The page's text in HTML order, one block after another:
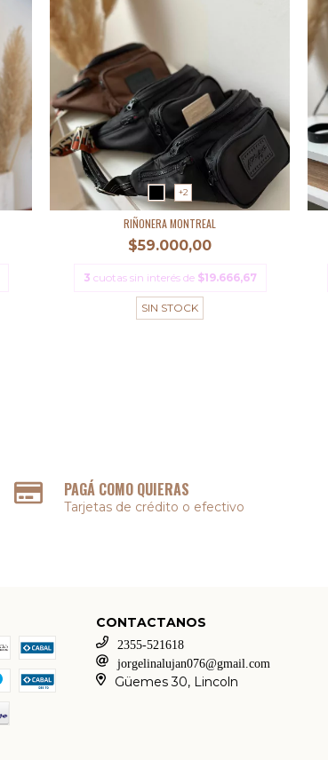
+2
RIÑONERA MONTREAL
$59.000,00
3 cuotas sin interés de $19.666,67
SIN STOCK
PAGÁ COMO QUIERAS
Tarjetas de crédito o efectivo
CONTACTANOS
2355-521618
jorgelinalujan076@gmail.com
Güemes 30, Lincoln